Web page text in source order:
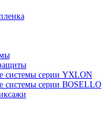
станки для
полировки
для шлиф-полировки
микроскопы